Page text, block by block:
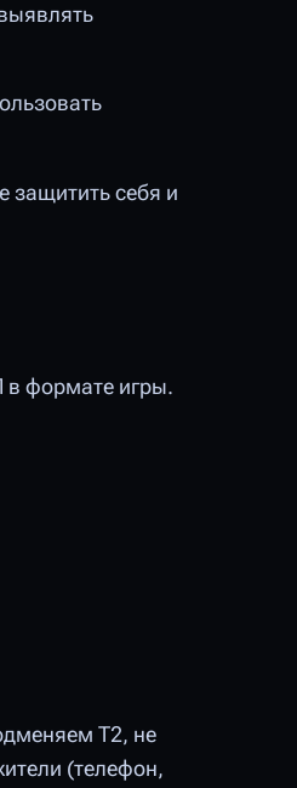
защитить себя и
в формате игры.
Т2, не
(телефон,